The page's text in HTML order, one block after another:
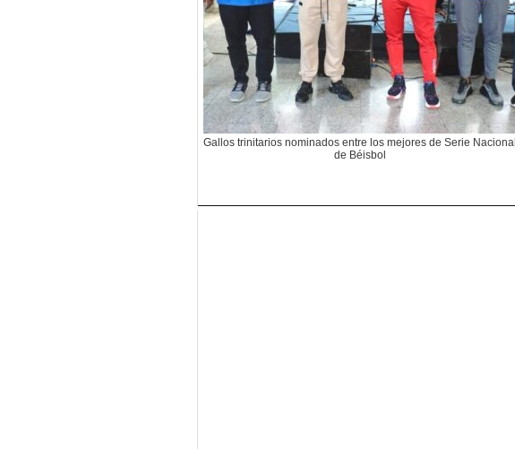
Gallos trinitarios nominados entre los mejores de Serie Nacional
de Béisbol